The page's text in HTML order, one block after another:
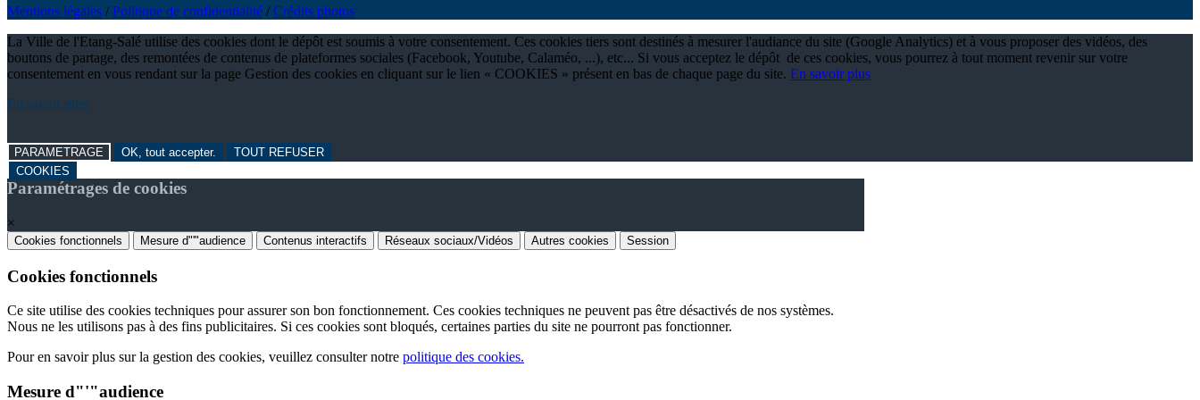
Mentions légales /Politique de confidentialité /Crédits photos
La Ville de l'Etang-Salé utilise des cookies dont le dépôt est soumis à votre consentement. Ces cookies tiers sont destinés à mesurer l'audiance du site (Google Analytics) et à vous proposer des vidéos, des
boutons de partage, des remontées de contenus de plateformes sociales (Facebook, Youtube, Calaméo, ...), etc... Si vous acceptez le dépôt de ces cookies, vous pourrez à tout moment revenir sur votre
consentement en vous rendant sur la page Gestion des cookies en cliquant sur le lien « COOKIES » présent en bas de chaque page du site. En savoir plus
En savoir plus
PARAMETRAGE OK, tout accepter.
TOUT REFUSER
COOKIES
Paramétrages de cookies
×
Cookies fonctionnels Mesure d"'"audience Contenus interactifs Réseaux sociaux/Vidéos Autres cookies Session
Cookies fonctionnels
Ce site utilise des cookies techniques pour assurer son bon fonctionnement. Ces cookies techniques ne peuvent pas être désactivés de nos systèmes.
Nous ne les utilisons pas à des fins publicitaires. Si ces cookies sont bloqués, certaines parties du site ne pourront pas fonctionner.
Pour en savoir plus sur la gestion des cookies, veuillez consulter notre politique des cookies.
Mesure d"'"audience